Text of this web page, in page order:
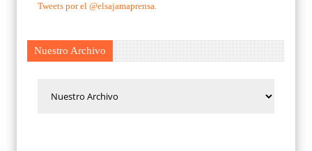
Tweets por el @elsajamaprensa.
Nuestro Archivo